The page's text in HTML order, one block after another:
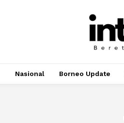
Nasional Borneo Update